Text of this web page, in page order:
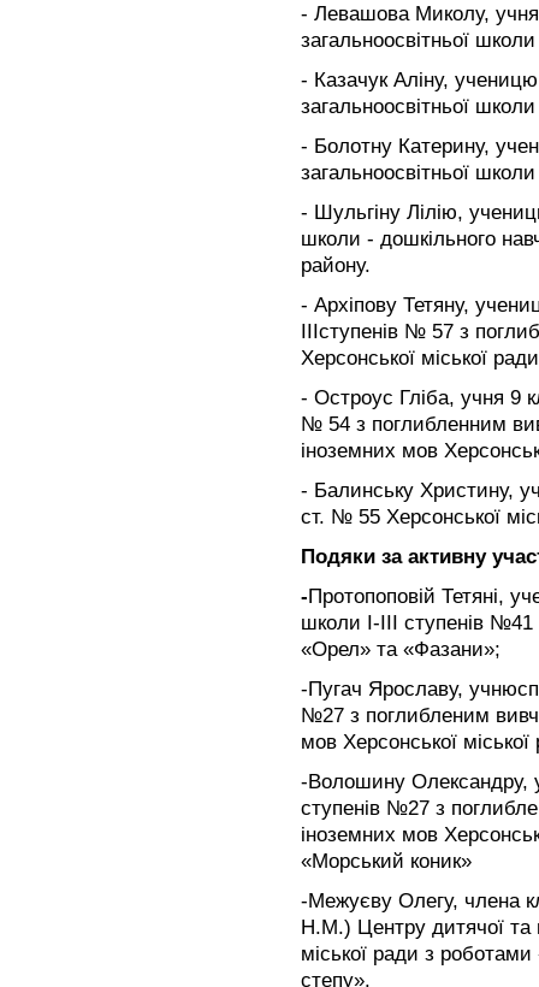
- Левашова Миколу, учня
загальноосвітньої школи
- Казачук Аліну,
загальноосвітньої школи
- Болотну Катерину,
загальноосвітньої школи
- Шульгіну Лілію,
школи - дошкільного
району.
- Архіпову Тетяну,
ІІІступенів № 57 з
Херсонської міської
- Остроус Гліба, учня 9
№ 54 з поглибленним
іноземних мов
- Балинську Христину,
ст. № 55 Херсонської
Подяки за активну
-Протопоповій Тетяні,
школи І-ІІІ ступенів
«Орел» та «Фазани»;
-Пугач Ярославу,
№27 з поглибленим
мов Херсонської
-Волошину Олександру,
ступенів №27 з
іноземних мов
«Морський коник»
-Межуєву Олегу, члена
Н.М.) Центру дитячої та
міської ради з роботами
степу».